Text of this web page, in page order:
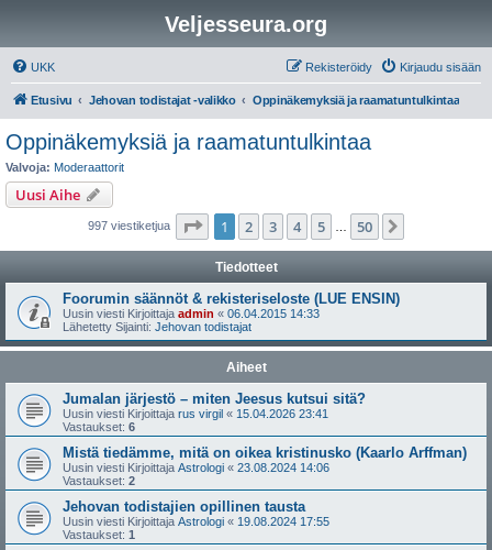
Veljesseura.org
UKK Kirjaudu sisään
Rekisteröidy
Etusivu Jehovan todistajat -valikko Oppinäkemyksiä ja raamatuntulkintaa
Oppinäkemyksiä ja raamatuntulkintaa
Valvoja: Moderaattorit
Uusi Aihe
997 viestiketjua Sivu /50
1 2 3 4 5 50
Tiedotteet
Foorumin säännöt & rekisteriseloste (LUE ENSIN)
Uusin viesti Kirjoittaja admin « 06.04.2015 14:33
Lähetetty Sijainti: Jehovan todistajat
Aiheet
Jumalan järjestö – miten Jeesus kutsui sitä?
Uusin viesti Kirjoittaja rus virgil « 15.04.2026 23:41
Vastaukset: 6
Mistä tiedämme, mitä on oikea kristinusko (Kaarlo Arffman)
Uusin viesti Kirjoittaja Astrologi « 23.08.2024 14:06
Vastaukset: 2
Jehovan todistajien opillinen tausta
Uusin viesti Kirjoittaja Astrologi « 19.08.2024 17:55
Vastaukset: 1